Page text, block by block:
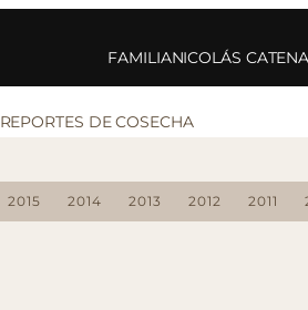
FAMILIANICOLÁS
REPORTES DE COSECHA
2015 2014 2013 2012 2011